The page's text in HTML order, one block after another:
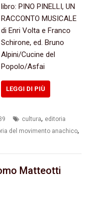
libro: PINO PINELLI, UN
RACCONTO MUSICALE
di Enri Volta e Franco
Schirone, ed. Bruno
Alpini/Cucine del
Popolo/Asfai
LEGGI DI PIÙ
cultura, editoria
del movimento anachico,
Matteotti